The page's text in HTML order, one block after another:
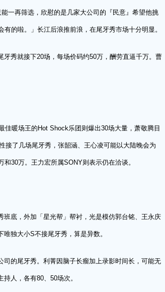
一再筛选，欣慰的是几家大公司的『民意』希望他挑
的啦。」长江后浪推前浪，在尾牙秀市场十分明显。
秀就接下20场，每场价码约50万，酬劳直逼千万。曹
佳暖场王的Hot Shock乐团则爆出30场大量，萧敬腾目
接了几场尾牙秀，张韶涵、王心凌可能以大陆晚会为
30万。王力宏所属SONY则表示仍在洽谈。
底，外加「星光帮」帮衬，光是模仿郭台铭、王永庆
独大小S不接尾牙秀，算是异数。
的尾牙秀。利菁因脑子长瘤加上录影时间长，可能无
人，各有80、50场次。